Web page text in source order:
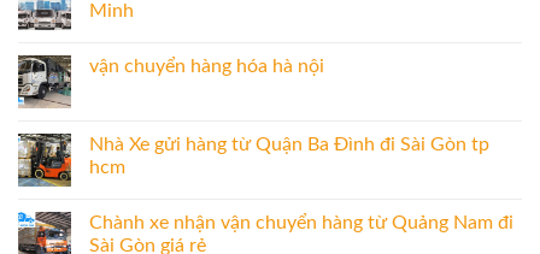
Minh
vận chuyển hàng hóa hà nội
Nhà Xe gửi hàng từ Quận Ba Đình đi Sài Gòn tp
hcm
Chành xe nhận vận chuyển hàng từ Quảng Nam đi
Sài Gòn giá rẻ